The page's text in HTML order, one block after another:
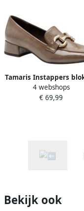
Tamaris Instappers
pumps zakelijke
met modieuze
4 webshops
€ 69,99
Bekijk ook